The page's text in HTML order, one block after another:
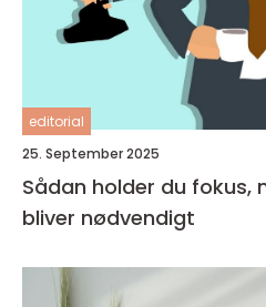
editorial
25. September 2025
Sådan holder du fokus,
bliver nødvendigt